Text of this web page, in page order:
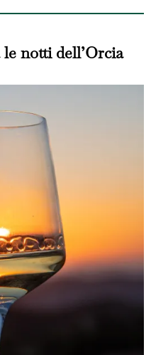
notti dell’Orcia